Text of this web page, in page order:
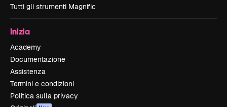
Tutti gli strumenti Magnific
Inizia
Academy
Documentazione
Assistenza
Termini e condizioni
Politica sulla privacy